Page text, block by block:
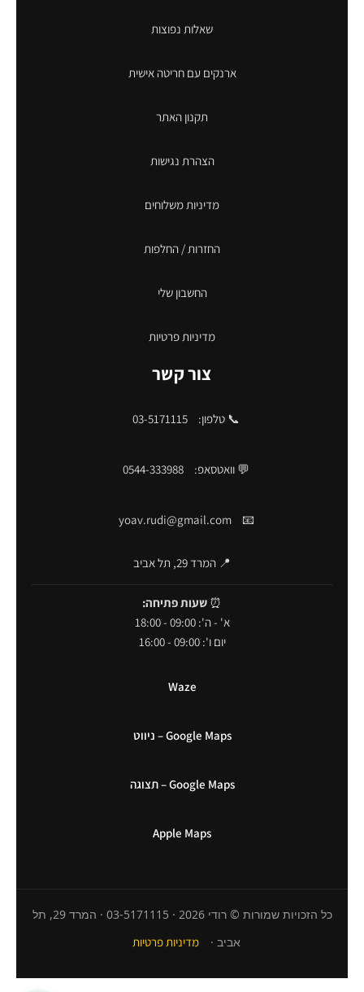
שאלות נפוצות
ארנקים עם חריטה אישית
תקנון האתר
הצהרת נגישות
מדיניות משלוחים
החזרות / החלפות
החשבון שלי
מדיניות פרטיות
צור קשר
📞 טלפון: 03-5171115
💬 וואטסאפ: 0544-333988
📧
yoav.rudi@gmail.com
📍 המרד 29, תל אביב
⏰ שעות פתיחה:
א' - ה': 09:00 - 18:00
יום ו': 09:00 - 16:00
Waze
Google Maps – ניווט
Google Maps – תצוגה
Apple Maps
כל הזכויות שמורות © רודי 2026 · 03-5171115 · המרד 29, תל
אביב ·
מדיניות פרטיות